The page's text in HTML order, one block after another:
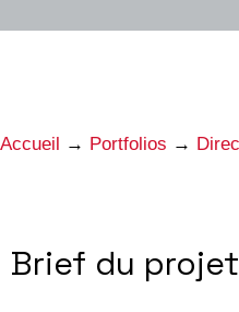
Accueil → Portfolios →
Brief du projet